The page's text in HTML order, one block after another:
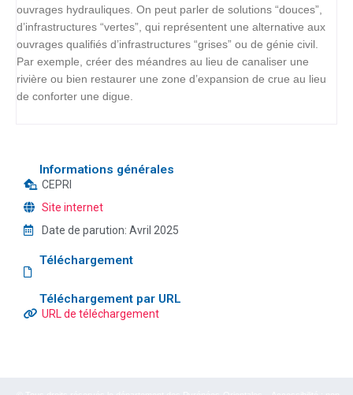
ouvrages hydrauliques. On peut parler de solutions “douces”,
d’infrastructures “vertes”, qui représentent une alternative aux
ouvrages qualifiés d’infrastructures “grises” ou de génie civil.
Par exemple, créer des méandres au lieu de canaliser une
rivière ou bien restaurer une zone d’expansion de crue au lieu
de conforter une digue.
Informations générales
CEPRI
Site internet
Date de parution: Avril 2025
Téléchargement
Téléchargement par URL
URL de téléchargement